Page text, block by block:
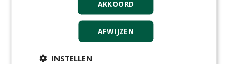
GREEN OUTLET
AKKOORD
AFWIJZEN
INSTELLEN